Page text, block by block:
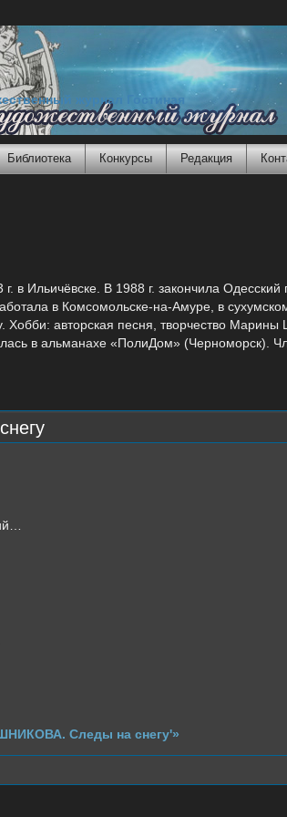
журнал Гостиная
Библиотека Конкурсы Редакция
Ильичёвске. В 1988 г. закончила Одесский
в Комсомольске-на-Амуре, в
авторская песня, творчество Марины
в альманахе «ПолиДом» (Черноморск).
Следы на снегу'»